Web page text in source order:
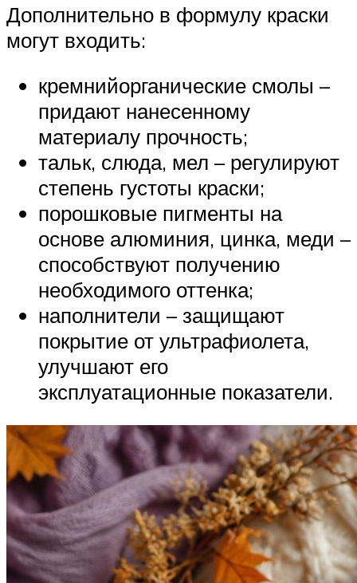
Дополнительно в формулу краски
могут входить:
кремнийорганические смолы –
придают нанесенному
материалу прочность;
тальк, слюда, мел – регулируют
степень густоты краски;
порошковые пигменты на
основе алюминия, цинка, меди –
способствуют получению
необходимого оттенка;
наполнители – защищают
покрытие от ультрафиолета,
улучшают его
эксплуатационные показатели.